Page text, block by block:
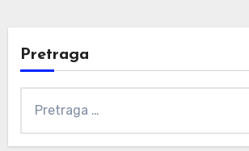
Pretraga
za: